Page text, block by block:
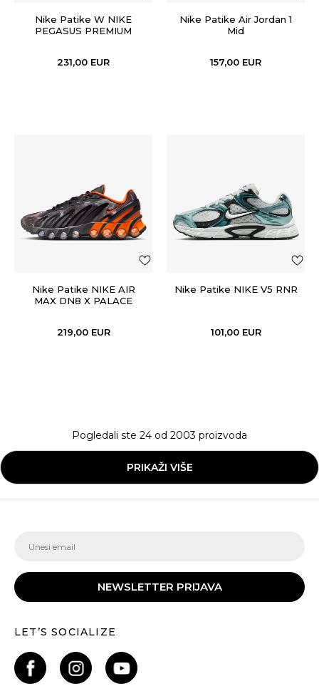
Nike Patike W NIKE
PEGASUS PREMIUM
231,00 EUR
Nike Patike Air Jordan 1
Mid
157,00 EUR
Nike Patike NIKE AIR
MAX DN8 X PALACE
219,00 EUR
Nike Patike NIKE V5 RNR
101,00 EUR
Pogledali ste 24 od 2003 proizvoda
PRIKAŽI VIŠE
NEWSLETTER PRIJAVA
LET’S SOCIALIZE